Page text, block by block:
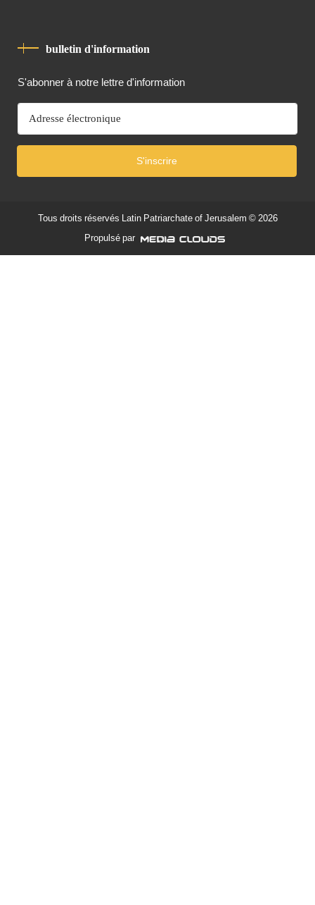
bulletin d'information
S'abonner à notre lettre d'information
S'inscrire
Tous droits réservésLatin Patriarchate of Jerusalem© 2026
Propulsé par